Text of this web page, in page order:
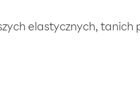
elastycznych, tanich